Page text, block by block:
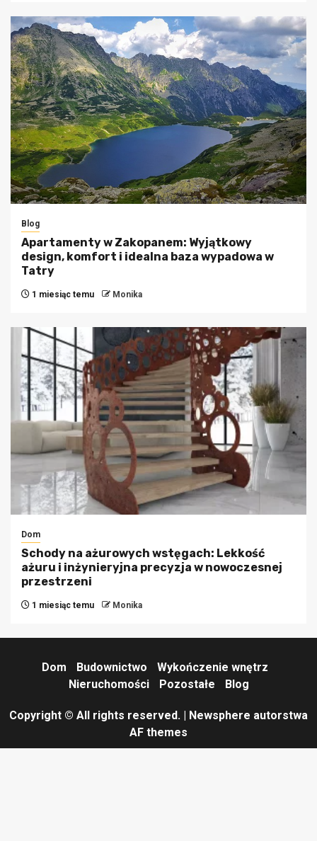
Blog
Apartamenty w Zakopanem: Wyjątkowy
design, komfort i idealna baza wypadowa w
Tatry
1 miesiąc temu Monika
Dom
Schody na ażurowych wstęgach: Lekkość
ażuru i inżynieryjna precyzja w nowoczesnej
przestrzeni
1 miesiąc temu Monika
Dom Budownictwo
Wykończenie wnętrz
Nieruchomości
Pozostałe Blog
Copyright © All rights reserved. Newsphere autorstwa
AF themes